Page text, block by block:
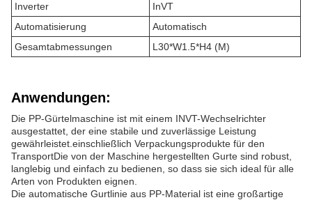
Inverter
InVT
Automatisierung
Automatisch
Gesamtabmessungen
L30*W1.5*H4 (M)
Anwendungen:
Die PP-Gürtelmaschine ist mit einem INVT-Wechselrichter
ausgestattet, der eine stabile und zuverlässige Leistung
gewährleistet.einschließlich Verpackungsprodukte für den
TransportDie von der Maschine hergestellten Gurte sind robust,
langlebig und einfach zu bedienen, so dass sie sich ideal für alle
Arten von Produkten eignen.
Die automatische Gurtlinie aus PP-Material ist eine großartige